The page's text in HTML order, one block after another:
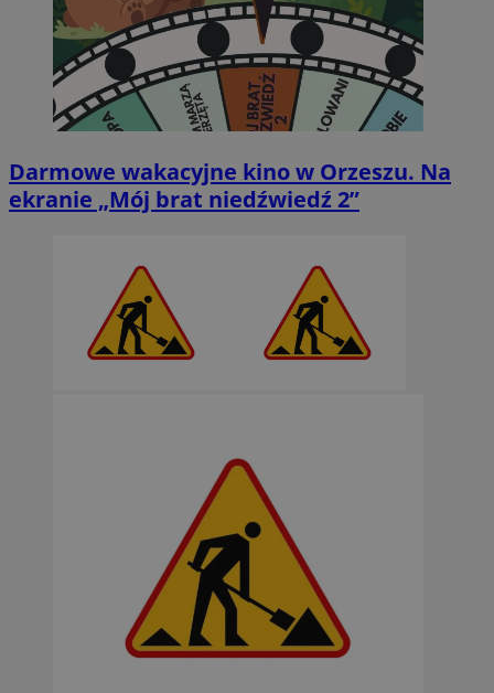
Darmowe wakacyjne kino w Orzeszu. Na
ekranie „Mój brat niedźwiedź 2”